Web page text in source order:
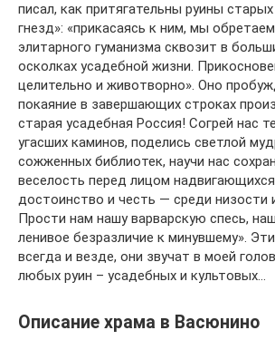
писал, как притягательны руины
гнезд»: «прикасаясь к ним, мы
элитарного гуманизма сквозит в
осколках усадебной жизни.
целительно и животворно». Оно
покаяние в завершающих строках
старая усадебная Россия! Согрей нас
угасших каминов, поделись светлой
сожженных библиотек, научи нас
веселость перед лицом надвигающихся
достоинство и честь — среди низости
Прости нам нашу варварскую спесь,
ленивое безразличие к минувшему».
всегда и везде, они звучат в моей
любых руин – усадебных и культовых…
Описание храма в Васюнино